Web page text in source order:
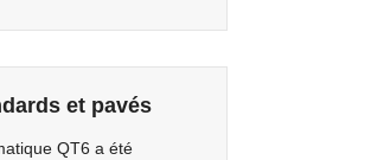
et pavés
QT6 a été